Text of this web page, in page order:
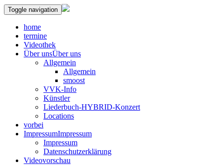
Toggle navigation
home
termine
Videothek
Über unsÜber uns
Allgemein
Allgemein
smoost
VVK-Info
Künstler
Liederbuch-HYBRID-Konzert
Locations
vorbei
ImpressumImpressum
Impressum
Datenschutzerklärung
Videovorschau